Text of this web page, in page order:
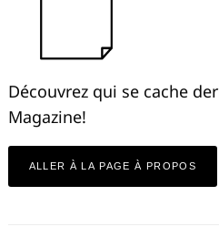
Découvrez qui se cache
Magazine!
ALLER À LA PAGE À PROPOS